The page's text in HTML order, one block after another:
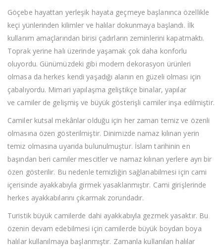
Göçebe hayattan yerleşik hayata geçmeye başlanınca özellikle
keçi yünlerinden kilimler ve halılar dokunmaya başlandı. İlk
kullanım amaçlarından birisi çadırların zeminlerini kapatmaktı.
Toprak yerine halı üzerinde yaşamak çok daha konforlu
oluyordu. Günümüzdeki gibi modern dekorasyon ürünleri
olmasa da herkes kendi yaşadığı alanın en güzeli olması için
çabalıyordu. Mimari yapılaşma geliştikçe binalar, yapılar
ve camiler de gelişmiş ve büyük gösterişli camiler inşa edilmiştir.
Camiler kutsal mekânlar olduğu için her zaman temiz ve özenli
olmasına özen gösterilmiştir. Dinimizde namaz kılınan yerin
temiz olmasına uyarıda bulunulmuştur. İslam tarihinin en
başından beri camiler mescitler ve namaz kılınan yerlere ayrı bir
özen gösterilir. Bu nedenle temizliğin sağlanabilmesi için cami
içerisinde ayakkabıyla girmek yasaklanmıştır. Cami girişlerinde
herkes ayakkabılarını çıkarmak zorundadır.
Turistik büyük camilerde dahi ayakkabıyla gezmek yasaktır. Bu
özenin devam edebilmesi için camilerde büyük boydan boya
halılar kullanılmaya başlanmıştır. Zamanla kullanılan halılar